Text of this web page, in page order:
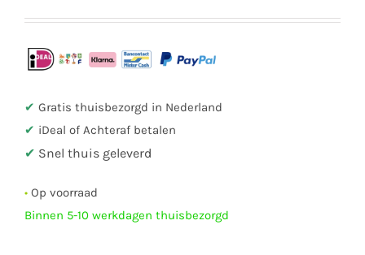
200
50
x
45
aantal
✔ Gratis thuisbezorgd in Nederland
✔ iDeal of Achteraf betalen
✔ Snel thuis geleverd
• Op voorraad
Binnen 5-10 werkdagen thuisbezorgd